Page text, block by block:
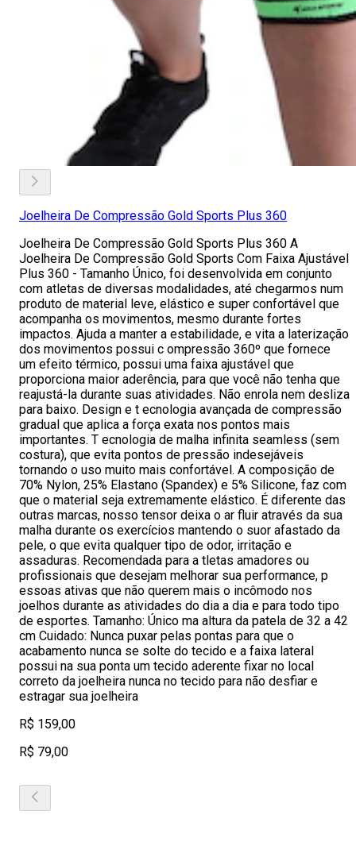
Joelheira De Compressão Gold Sports Plus 360
Joelheira De Compressão Gold Sports Plus 360 A
Joelheira De Compressão Gold Sports Com Faixa Ajustável
Plus 360 - Tamanho Único, foi desenvolvida em conjunto
com atletas de diversas modalidades, até chegarmos num
produto de material leve, elástico e super confortável que
acompanha os movimentos, mesmo durante fortes
impactos. Ajuda a manter a estabilidade, e vita a laterização
dos movimentos possui c ompressão 360º que fornece
um efeito térmico, possui uma faixa ajustável que
proporciona maior aderência, para que você não tenha que
reajustá-la durante suas atividades. Não enrola nem desliza
para baixo. Design e t ecnologia avançada de compressão
gradual que aplica a força exata nos pontos mais
importantes. T ecnologia de malha infinita seamless (sem
costura), que evita pontos de pressão indesejáveis
tornando o uso muito mais confortável. A composição de
70% Nylon, 25% Elastano (Spandex) e 5% Silicone, faz com
que o material seja extremamente elástico. É diferente das
outras marcas, nosso tensor deixa o ar fluir através da sua
malha durante os exercícios mantendo o suor afastado da
pele, o que evita qualquer tipo de odor, irritação e
assaduras. Recomendada para a tletas amadores ou
profissionais que desejam melhorar sua performance, p
essoas ativas que não querem mais o incômodo nos
joelhos durante as atividades do dia a dia e para todo tipo
de esportes. Tamanho: Único ma altura da patela de 32 a 42
cm Cuidado: Nunca puxar pelas pontas para que o
acabamento nunca se solte do tecido e a faixa lateral
possui na sua ponta um tecido aderente fixar no local
correto da joelheira nunca no tecido para não desfiar e
estragar sua joelheira
R$ 159,00
R$ 79,00